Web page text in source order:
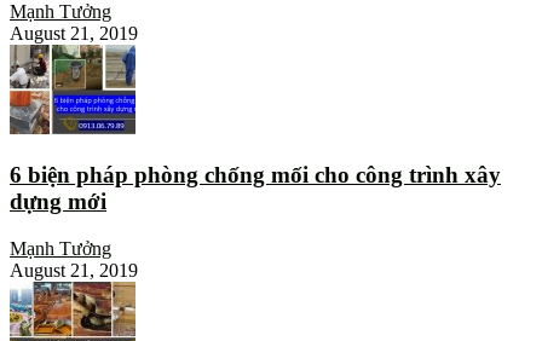
Mạnh Tưởng
August 21, 2019
6 biện pháp phòng chống mối cho công trình xây
dựng mới
Mạnh Tưởng
August 21, 2019